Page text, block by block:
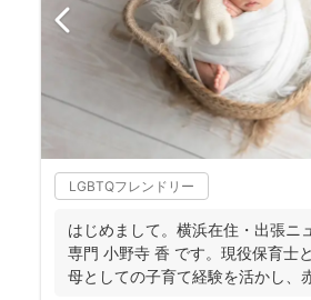
LGBTQフレンドリー
はじめまして。横浜在住・出張ニ
専門 小野寺 香 です。現役保育士
母としての子育て経験を活かし、